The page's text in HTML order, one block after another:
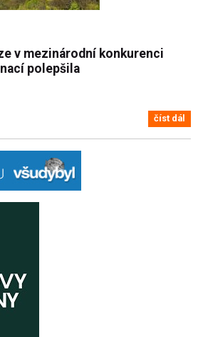
v mezinárodní konkurenci
polepšila
číst dál